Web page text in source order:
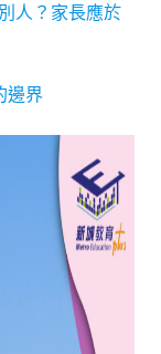
人？家長應於
邊界